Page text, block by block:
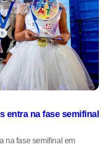
entra na fase semifinal
na fase semifinal em